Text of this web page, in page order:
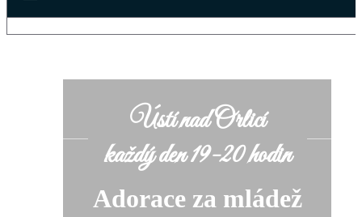
Ústí nad Orlicí
každý den 19-20 hodin
Adorace za mládež